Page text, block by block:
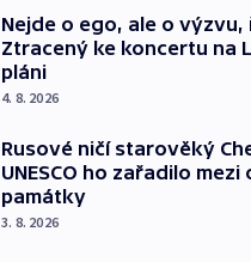
Nejde o ego, ale o výzvu,
Ztracený ke koncertu na
pláni
4. 8. 2026
Rusové ničí starověký
UNESCO ho zařadilo
památky
3. 8. 2026